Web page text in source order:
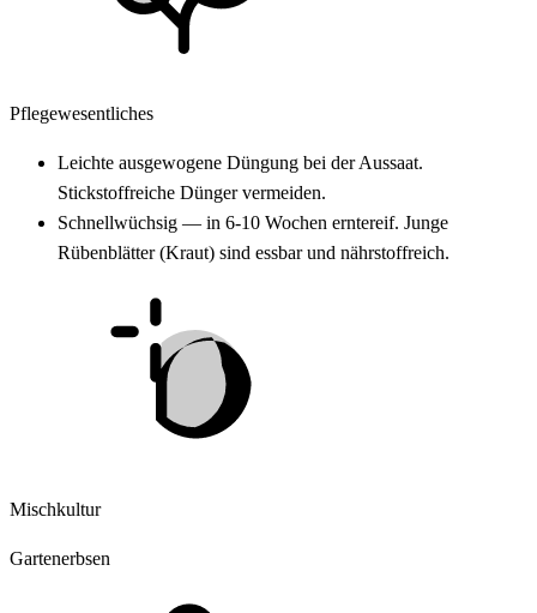
Pflegewesentliches
Leichte ausgewogene Düngung bei der Aussaat.
Stickstoffreiche Dünger vermeiden.
Schnellwüchsig — in 6-10 Wochen erntereif. Junge
Rübenblätter (Kraut) sind essbar und nährstoffreich.
Mischkultur
Gartenerbsen